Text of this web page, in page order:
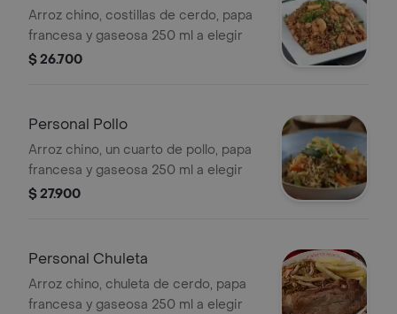
Arroz chino, costillas de cerdo, papa
francesa y gaseosa 250 ml a elegir
$ 26.700
Personal Pollo
Arroz chino, un cuarto de pollo, papa
francesa y gaseosa 250 ml a elegir
$ 27.900
Personal Chuleta
Arroz chino, chuleta de cerdo, papa
francesa y gaseosa 250 ml a elegir